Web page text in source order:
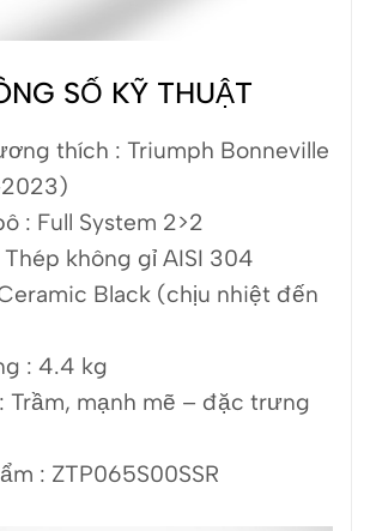
SỐ KỸ THUẬT
thích : Triumph Bonneville
: Full System 2>2
không gỉ AISI 304
Black (chịu nhiệt đến
: 4.4 kg
Trầm, mạnh mẽ – đặc trưng
: ZTP065S00SSR